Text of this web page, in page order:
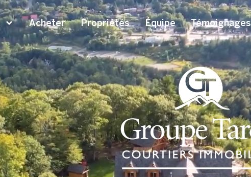
Acheter Propriétés Équipe Témoignages